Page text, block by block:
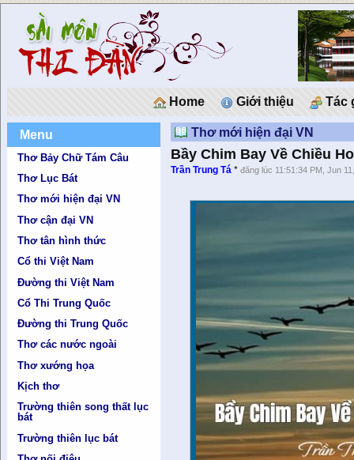
Home Giới thiệu Tác
Menu
Thơ Bảy Chữ Tám Câu
Thơ Lục Bát
Thơ mới hiện đại VN
Thơ cận đại VN
Thơ tân hình thức
Cổ thi Việt Nam
Đường thi Việt Nam
Cổ Thi Trung Quốc
Đường thi Trung Quốc
Thơ các nước ngoài
Thơ xướng họa
Kịch thơ
Trường thiên song thất lục
bát
Trường thiên lục bát
Thơ mới hiện đại VN
Bầy Chim Bay Về Chiều
Trần Trung Tá *đăng lúc 11:51:34 PM, Jun